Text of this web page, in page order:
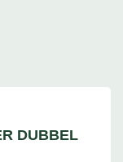
DUBBEL